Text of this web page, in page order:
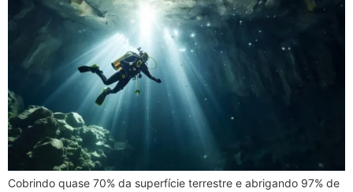
Cobrindo quase 70% da superfície terrestre e abrigando 97% de